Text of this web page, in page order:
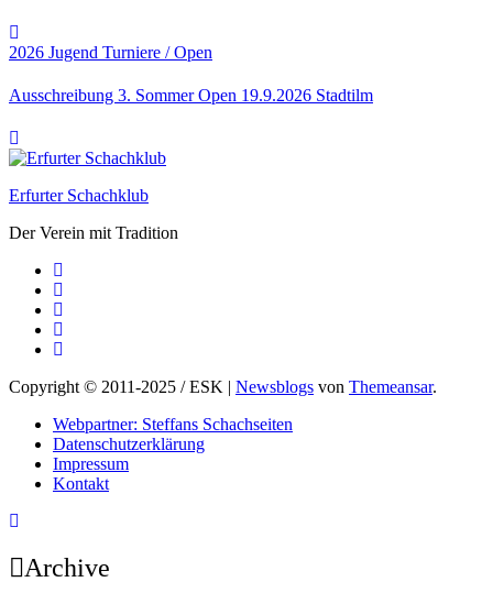
2026 Jugend Turniere / Open
Ausschreibung 3. Sommer Open 19.9.2026 Stadtilm
Erfurter Schachklub
Der Verein mit Tradition
Copyright © 2011-2025 / ESK Newsblogs von Themeansar.
Webpartner: Steffans Schachseiten
Datenschutzerklärung
Impressum
Kontakt
Archive